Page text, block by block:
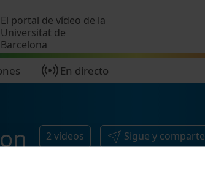
El portal de vídeo de la
Universitat de
Barcelona
En directo
2 vídeos Sigue y comparte